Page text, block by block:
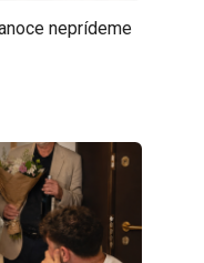
neprídeme